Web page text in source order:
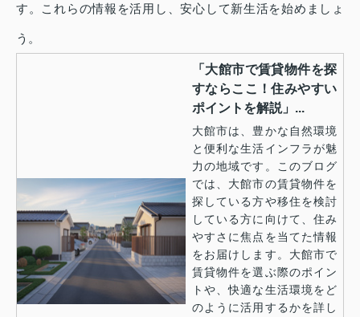
す。これらの情報を活用し、安心して新生活を始めましょ
う。
「大館市で賃貸物件を探
すならここ！住みやすい
ポイントを解説」...
大館市は、豊かな自然環境
と便利な生活インフラが魅
力の地域です。このブログ
では、大館市の賃貸物件を
探している方や移住を検討
している方に向けて、住み
やすさに焦点を当てた情報
をお届けします。大館市で
賃貸物件を選ぶ際のポイン
トや、快適な生活環境をど
のように活用するかを詳し